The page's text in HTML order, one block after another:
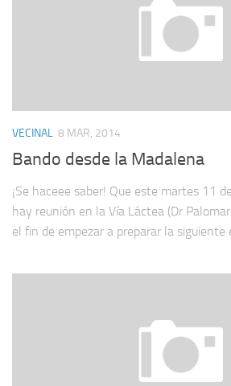
VECINAL 8 MAR, 2014
Bando desde la Madalena
¡Se haceee saber! Que este martes 11
hay reunión en la Vía Láctea (Dr
el fin de empezar a preparar la siguiente